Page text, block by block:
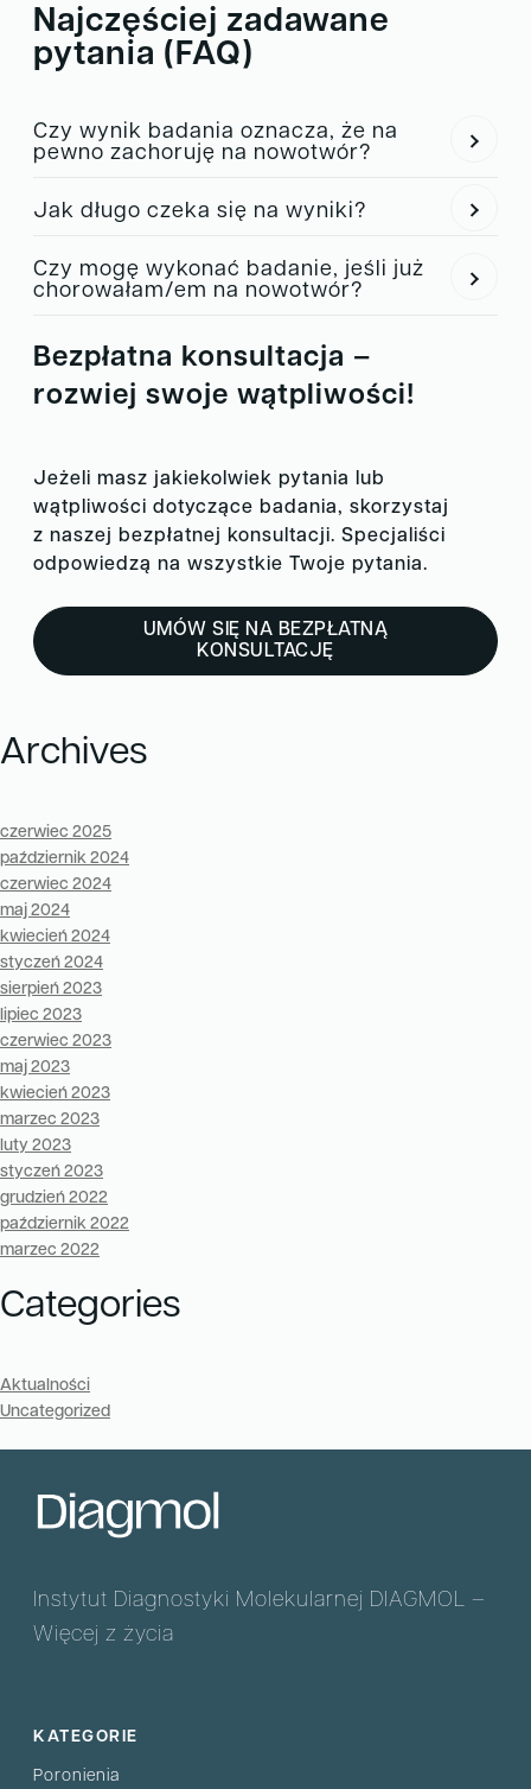
Najczęściej zadawane
pytania (FAQ)
Czy wynik badania oznacza, że na
pewno zachoruję na nowotwór?
pozwala na wdrożenie odpowiedniej profilaktyki i
Jak długo czeka się na wyniki?
dostarczenia próbki do laboratorium.
Czy mogę wykonać badanie, jeśli już
chorowałam/em na nowotwór?
oraz w planowaniu dalszej opieki medycznej.
Bezpłatna konsultacja –
rozwiej swoje wątpliwości!
Jeżeli masz jakiekolwiek pytania lub
wątpliwości dotyczące badania, skorzystaj
z naszej bezpłatnej konsultacji. Specjaliści
odpowiedzą na wszystkie Twoje pytania.
UMÓW SIĘ NA BEZPŁATNĄ
KONSULTACJĘ
Archives
czerwiec 2025
październik 2024
czerwiec 2024
maj 2024
kwiecień 2024
styczeń 2024
sierpień 2023
lipiec 2023
czerwiec 2023
maj 2023
kwiecień 2023
marzec 2023
luty 2023
styczeń 2023
grudzień 2022
październik 2022
marzec 2022
Categories
Aktualności
Uncategorized
Instytut Diagnostyki Molekularnej DIAGMOL –
Więcej z życia
KATEGORIE
Poronienia